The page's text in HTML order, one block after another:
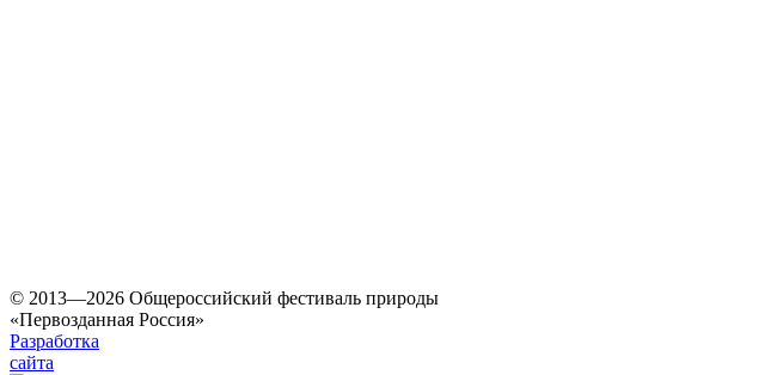
© 2013—2026 Общероссийский фестиваль природы
«Первозданная Россия»
Разработка
сайта